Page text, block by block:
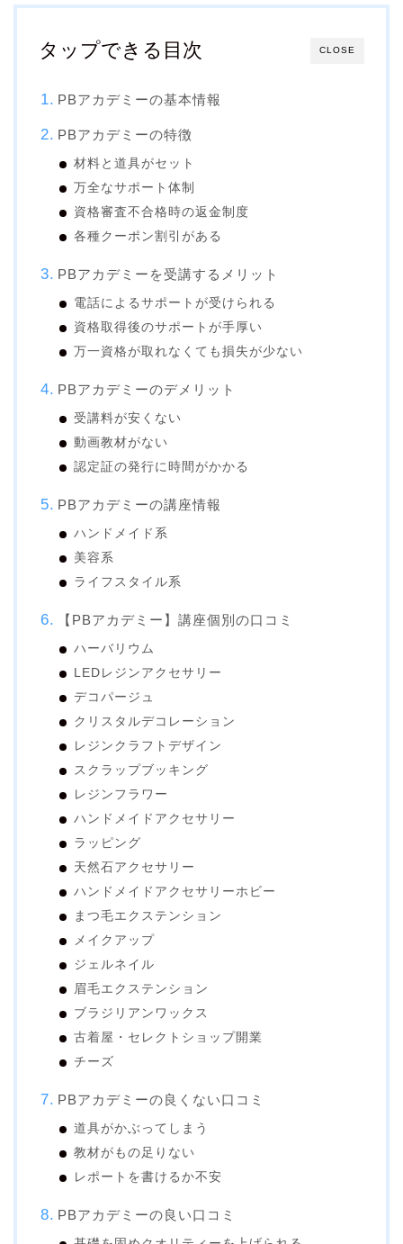
CLOSE
タップできる目次
PBアカデミーの基本情報
PBアカデミーの特徴
材料と道具がセット
万全なサポート体制
資格審査不合格時の返金制度
各種クーポン割引がある
PBアカデミーを受講するメリット
電話によるサポートが受けられる
資格取得後のサポートが手厚い
万一資格が取れなくても損失が少ない
PBアカデミーのデメリット
受講料が安くない
動画教材がない
認定証の発行に時間がかかる
PBアカデミーの講座情報
ハンドメイド系
美容系
ライフスタイル系
【PBアカデミー】講座個別の口コミ
ハーバリウム
LEDレジンアクセサリー
デコパージュ
クリスタルデコレーション
レジンクラフトデザイン
スクラップブッキング
レジンフラワー
ハンドメイドアクセサリー
ラッピング
天然石アクセサリー
ハンドメイドアクセサリーホビー
まつ毛エクステンション
メイクアップ
ジェルネイル
眉毛エクステンション
ブラジリアンワックス
古着屋・セレクトショップ開業
チーズ
PBアカデミーの良くない口コミ
道具がかぶってしまう
教材がもの足りない
レポートを書けるか不安
PBアカデミーの良い口コミ